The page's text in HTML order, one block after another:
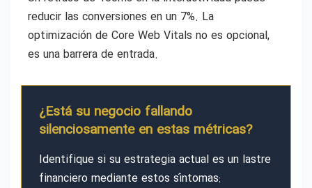
reducir las conversiones en un 7%. La
optimización de Core Web Vitals no es opcional,
es una barrera de entrada.
¿Está su negocio fallando
silenciosamente en estas métricas?
Identifique si su estrategia actual es un lastre
financiero mediante estos síntomas: